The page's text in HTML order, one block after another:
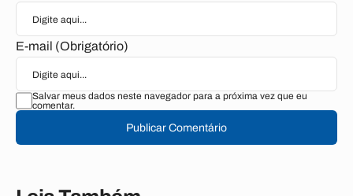
E-mail (Obrigatório)
Salvar meus dados neste navegador para a próxima vez que eu
comentar.
Publicar Comentário